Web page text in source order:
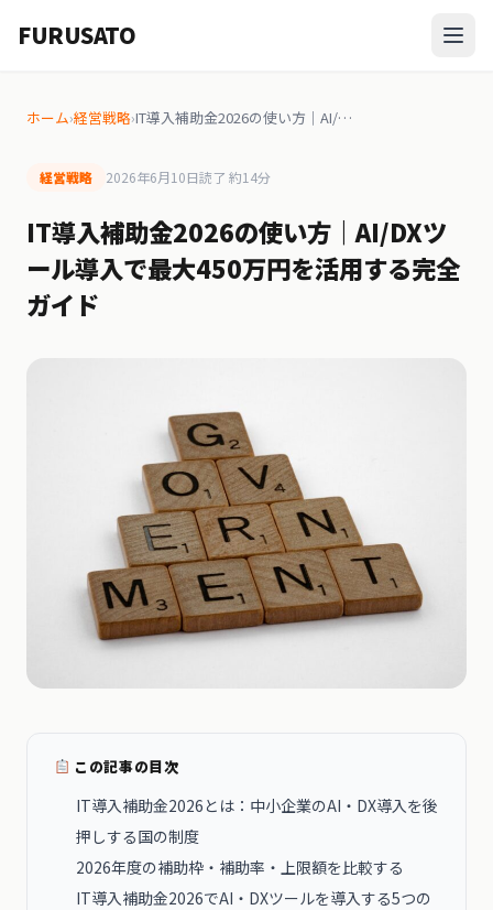
FURUSATO
ホーム›経営戦略›IT導入補助金2026の使い方｜AI/…
経営戦略 2026年6月10日読了 約14分
IT導入補助金2026の使い方｜AI/DXツ
ール導入で最大450万円を活用する完全
ガイド
この記事の目次
IT導入補助金2026とは：中小企業のAI・DX導入を後
押しする国の制度
2026年度の補助枠・補助率・上限額を比較する
IT導入補助金2026でAI・DXツールを導入する5つの